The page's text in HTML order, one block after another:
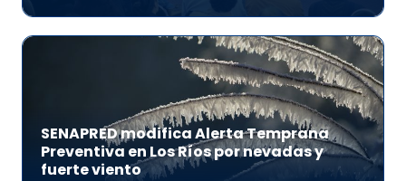
SENAPRED modifica Alerta Temprana
Preventiva en Los Ríos por nevadas y
fuerte viento